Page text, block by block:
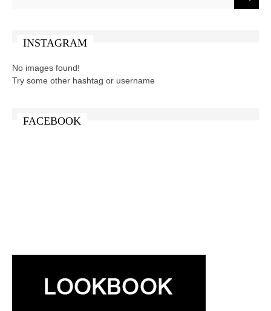
INSTAGRAM
No images found!
Try some other hashtag or username
FACEBOOK